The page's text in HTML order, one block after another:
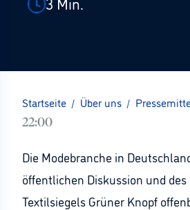
Startseite / Über uns /
22:00
Die Modebranche in
öffentlichen Diskussion und
Textilsiegels Grüner Knopf